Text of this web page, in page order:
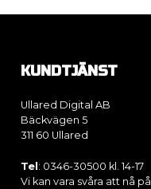
KUNDTJÄNST
Ullared Digital AB
Bäckvägen 5
311 60 Ullared
Tel : 0346-30500 kl. 14-17
Vi kan vara svåra att nå på